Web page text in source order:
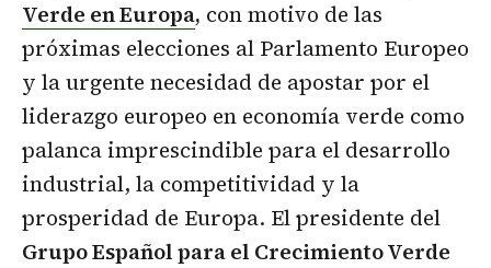
Verde en Europa, con motivo de las
próximas elecciones al Parlamento Europeo
y la urgente necesidad de apostar por el
liderazgo europeo en economía verde como
palanca imprescindible para el desarrollo
industrial, la competitividad y la
prosperidad de Europa. El presidente del
Grupo Español para el Crecimiento Verde